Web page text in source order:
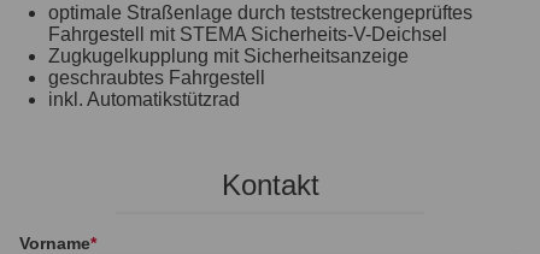
optimale Straßenlage durch teststreckengeprüftes
Fahrgestell mit STEMA Sicherheits-V-Deichsel
Zugkugelkupplung mit Sicherheitsanzeige
geschraubtes Fahrgestell
inkl. Automatikstützrad
Kontakt
Vorname